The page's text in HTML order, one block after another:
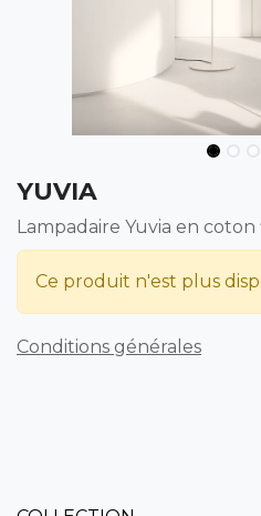
YUVIA
Lampadaire Yuvia en
Ce produit n'est plus
Conditions générales